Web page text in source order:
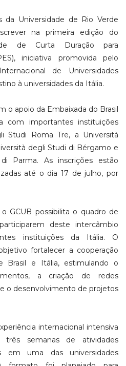
da Universidade de Rio Verde
na primeira edição do
de Curta Duração para
iniciativa promovida pelo
de Universidades
à universidades da Itália.
o apoio da Embaixada do Brasil
com importantes instituições
Studi Roma Tre, a Università
degli Studi di Bérgamo e
Parma. As inscrições estão
até o dia 17 de julho, por
GCUB possibilita o quadro de
deste intercâmbio
instituições da Itália. O
fortalecer a cooperação
Brasil e Itália, estimulando o
a criação de redes
o desenvolvimento de projetos
internacional intensiva
semanas de atividades
em uma das universidades